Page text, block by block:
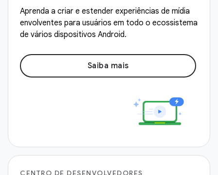
Aprenda a criar e estender experiências de mídia
envolventes para usuários em todo o ecossistema
de vários dispositivos Android.
Saiba mais
CENTRO DE DESENVOLVEDORES